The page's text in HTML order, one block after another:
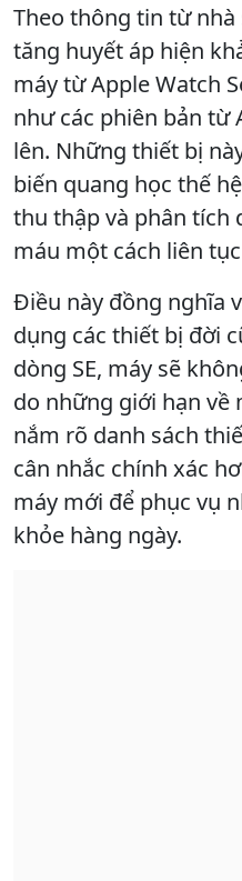
Theo thông tin từ nhà
tăng huyết áp hiện
máy từ Apple Watch
như các phiên bản từ
lên. Những thiết bị
biến quang học thế
thu thập và phân tích
máu một cách liên
Điều này đồng nghĩa
dụng các thiết bị đời
dòng SE, máy sẽ
do những giới hạn về
nắm rõ danh sách
cân nhắc chính xác
máy mới để phục vụ
khỏe hàng ngày.